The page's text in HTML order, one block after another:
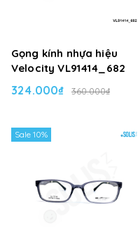
Gọng kính nhựa hiệu
Velocity VL91414_682
324.000₫ 360.000₫
Sale 10%